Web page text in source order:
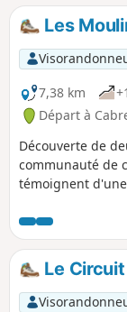
du Pic de la
sur le Caroux, la
Les
7,38 km
Départ à
Découverte de
communauté de
témoignent
environnement
Le